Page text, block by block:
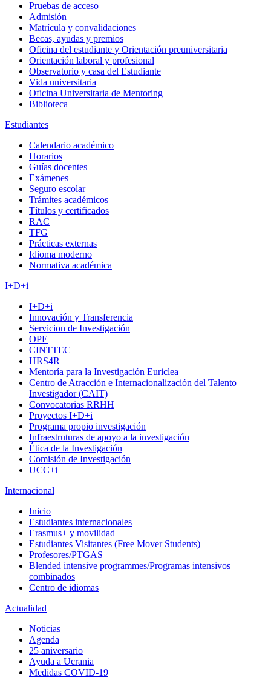
Pruebas de acceso
Admisión
Matrícula y convalidaciones
Becas, ayudas y premios
Oficina del estudiante y Orientación preuniversitaria
Orientación laboral y profesional
Observatorio y casa del Estudiante
Vida universitaria
Oficina Universitaria de Mentoring
Biblioteca
Estudiantes
Calendario académico
Horarios
Guías docentes
Exámenes
Seguro escolar
Trámites académicos
Títulos y certificados
RAC
TFG
Prácticas externas
Idioma moderno
Normativa académica
I+D+i
I+D+i
Innovación y Transferencia
Servicion de Investigación
OPE
CINTTEC
HRS4R
Mentoría para la Investigación Euriclea
Centro de Atracción e Internacionalización del Talento
Investigador (CAIT)
Convocatorias RRHH
Proyectos I+D+i
Programa propio investigación
Infraestruturas de apoyo a la investigación
Ética de la Investigación
Comisión de Investigación
UCC+i
Internacional
Inicio
Estudiantes internacionales
Erasmus+ y movilidad
Estudiantes Visitantes (Free Mover Students)
Profesores/PTGAS
Blended intensive programmes/Programas intensivos
combinados
Centro de idiomas
Actualidad
Noticias
Agenda
25 aniversario
Ayuda a Ucrania
Medidas COVID-19